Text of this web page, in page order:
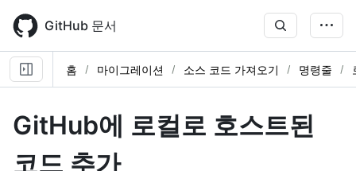
main
content
GitHub 문서
홈 마이그레이션 소스 코드 가져오기 명령줄
GitHub에 로컬로 호스트된
코드 추가